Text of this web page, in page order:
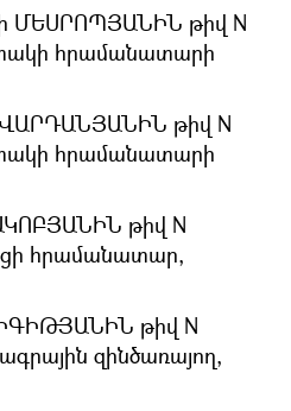
ՄԵՍՐՈՊՅԱՆԻՆ թիվ N
հրամանատարի
թիվ N
հրամանատարի
թիվ N
հրամանատար,
թիվ N
զինծառայող,